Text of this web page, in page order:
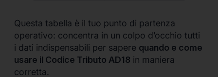
Questa tabella è il tuo punto di partenza
operativo: concentra in un colpo d’occhio tutti
i dati indispensabili per sapere quando e come
usare il Codice Tributo AD18 in maniera
corretta.